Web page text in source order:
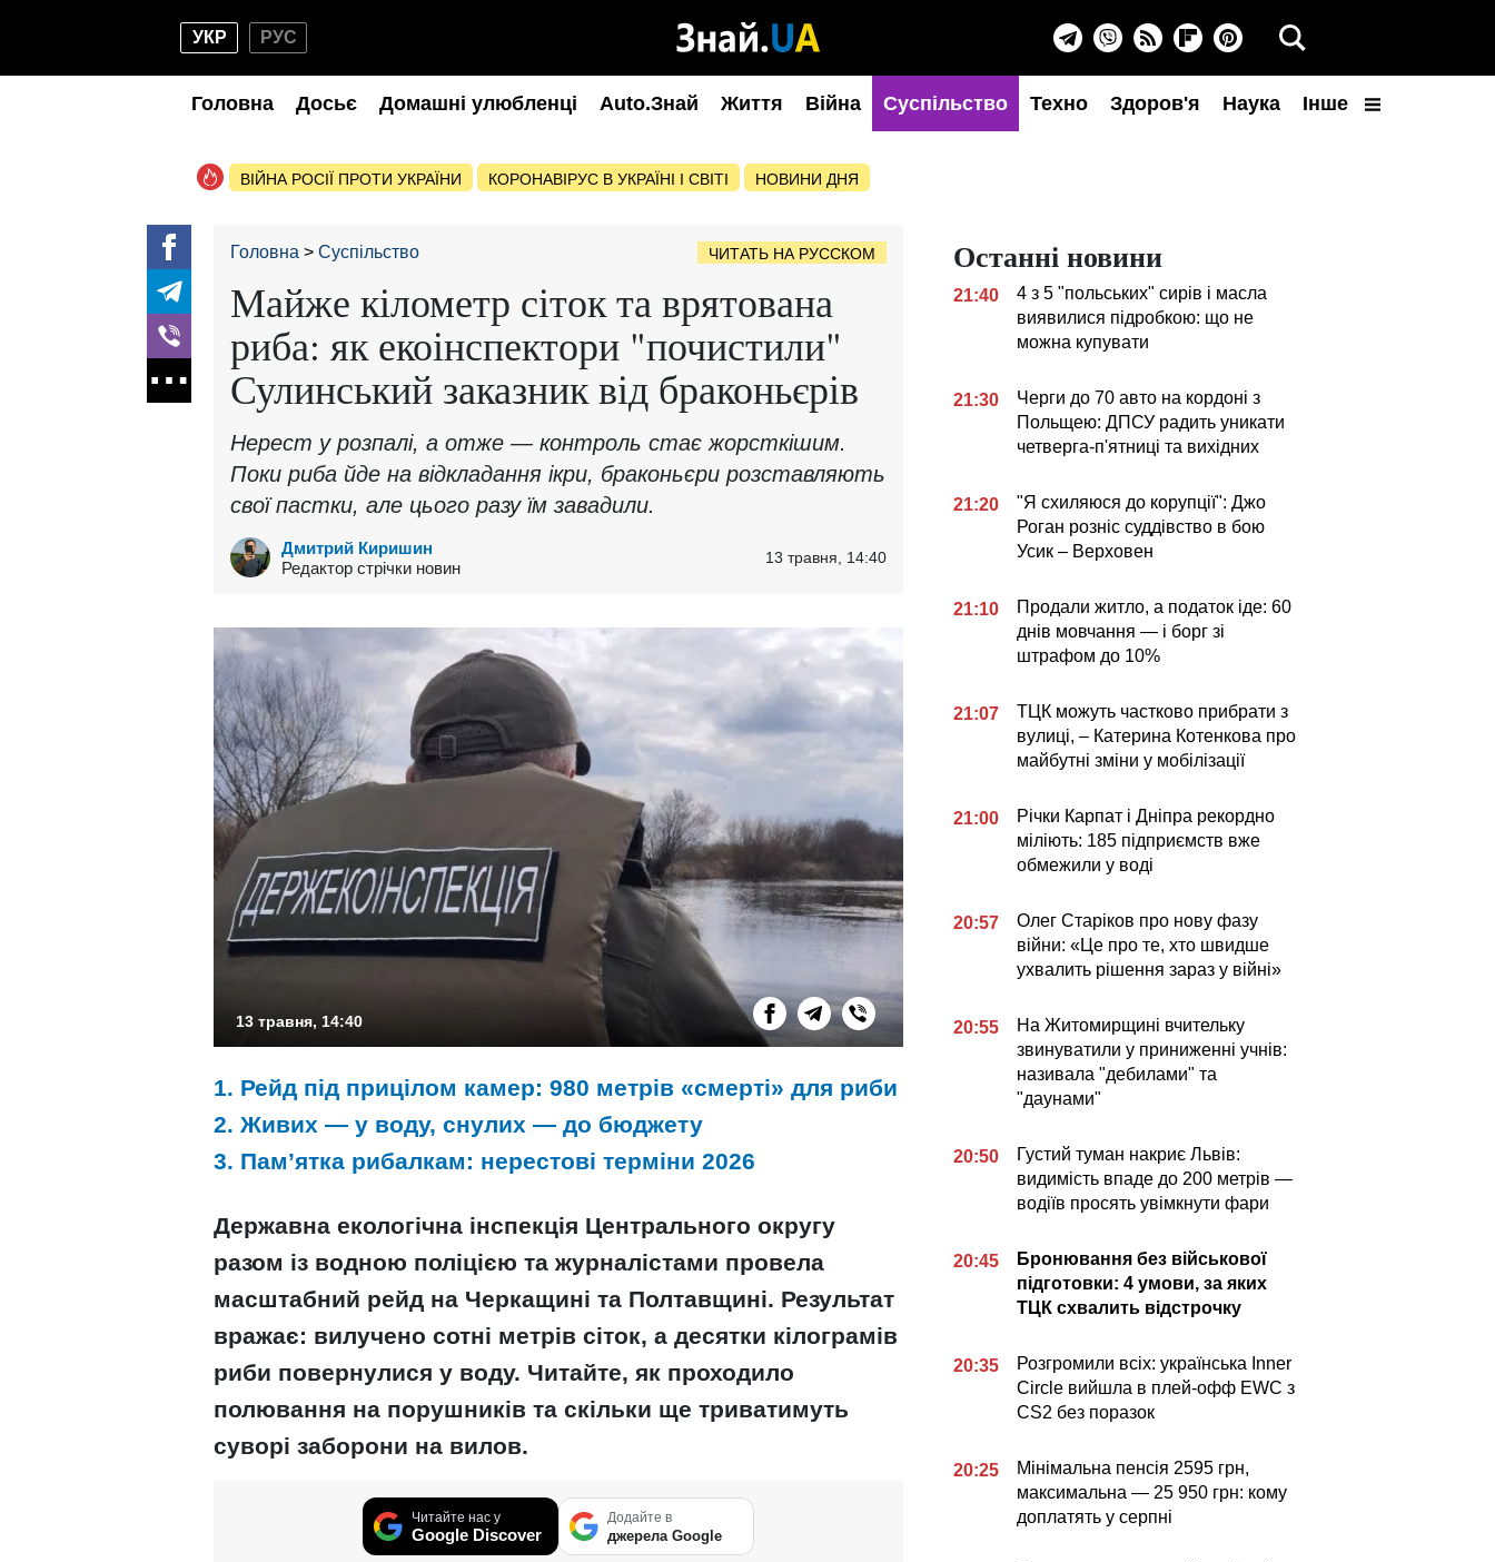
УКР РУС
Головна Досьє Домашні улюбленці Auto.Знай Життя Війна Суспільство Техно Здоров'я Наука Інше
ВІЙНА РОСІЇ ПРОТИ УКРАЇНИ КОРОНАВІРУС В УКРАЇНІ І СВІТІ НОВИНИ ДНЯ
Головна Суспільство ЧИТАТЬ НА РУССКОМ
Майже кілометр сіток та врятована
риба: як екоінспектори "почистили"
Сулинський заказник від браконьєрів
Нерест у розпалі, а отже — контроль стає жорсткішим.
Поки риба йде на відкладання ікри, браконьєри розставляють
свої пастки, але цього разу їм завадили.
Дмитрий Киришин
Редактор стрічки новин
13 травня, 14:40
13 травня, 14:40
1. Рейд під прицілом камер: 980 метрів «смерті» для риби
2. Живих — у воду, снулих — до бюджету
3. Пам’ятка рибалкам: нерестові терміни 2026
Державна екологічна інспекція Центрального округу
разом із водною поліцією та журналістами провела
масштабний рейд на Черкащині та Полтавщині. Результат
вражає: вилучено сотні метрів сіток, а десятки кілограмів
риби повернулися у воду. Читайте, як проходило
полювання на порушників та скільки ще триватимуть
суворі заборони на вилов.
Читайте нас у
Google Discover
Додайте в
джерела Google
Останні новини
21:40
4 з 5 "польських" сирів і масла
виявилися підробкою: що не
можна купувати
21:30
Черги до 70 авто на кордоні з
Польщею: ДПСУ радить уникати
четверга-п'ятниці та вихідних
21:20
"Я схиляюся до корупції": Джо
Роган розніс суддівство в бою
Усик – Верховен
21:10
Продали житло, а податок іде: 60
днів мовчання — і борг зі
штрафом до 10%
21:07
ТЦК можуть частково прибрати з
вулиці, – Катерина Котенкова про
майбутні зміни у мобілізації
21:00
Річки Карпат і Дніпра рекордно
міліють: 185 підприємств вже
обмежили у воді
20:57
Олег Старіков про нову фазу
війни: «Це про те, хто швидше
ухвалить рішення зараз у війні»
20:55
На Житомирщині вчительку
звинуватили у приниженні учнів:
називала "дебилами" та
"даунами"
20:50
Густий туман накриє Львів:
видимість впаде до 200 метрів —
водіїв просять увімкнути фари
20:45
Бронювання без військової
підготовки: 4 умови, за яких
ТЦК схвалить відстрочку
20:35
Розгромили всіх: українська Inner
Circle вийшла в плей-офф EWC з
CS2 без поразок
20:25
Мінімальна пенсія 2595 грн,
максимальна — 25 950 грн: кому
доплатять у серпні